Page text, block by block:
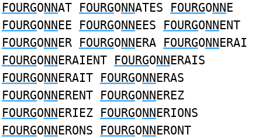
FOURGONNAT FOURGONNATES FOURGONNE
FOURGONNEE FOURGONNEES FOURGONNENT
FOURGONNER FOURGONNERA FOURGONNERAI
FOURGONNERAIENT FOURGONNERAIS
FOURGONNERAIT FOURGONNERAS
FOURGONNERENT FOURGONNEREZ
FOURGONNERIEZ FOURGONNERIONS
FOURGONNERONS FOURGONNERONT